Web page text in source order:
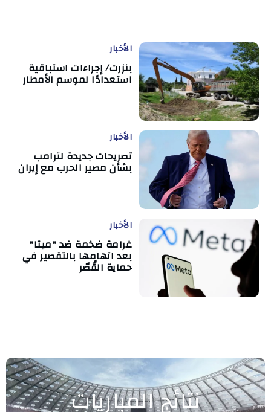
الأخبار
بنزرت/ إجراءات استباقية
استعدادًا لموسم الأمطار
الأخبار
تصريحات جديدة لترامب
بشأن مصير الحرب مع إيران
الأخبار
غرامة ضخمة ضد "ميتا"
بعد اتهامها بالتقصير في
حماية القُصّر
نتائج المباريات